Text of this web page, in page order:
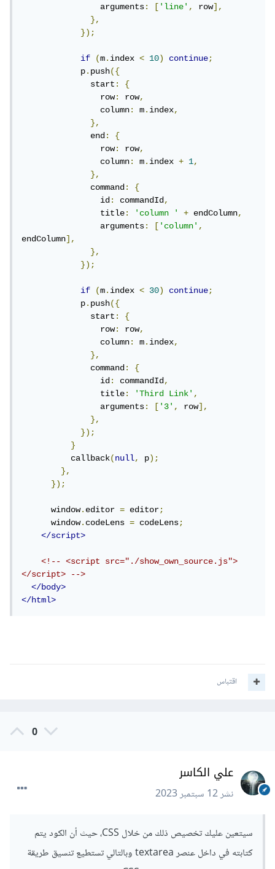
                arguments
: ['line', row],
},
});
if (m.index < 10) continue;
            p
.push({
              start
:
{
                row
: row,
                column
: m.index,
},
              end
:
{
                row
: row,
                column
: m.index + 1,
},
              command
:
{
                id
: commandId,
                title
: 'column ' + endColumn,
                arguments
: ['column',
endColumn],
},
});
if (m.index < 30) continue;
            p
.push({
              start
:
{
                row
: row,
                column
: m.index,
},
              command
:
{
                id
: commandId,
                title
: 'Third Link',
                arguments
: ['3', row],
},
});
}
          callback
(null, p);
},
});
      window
.editor = editor;
      window
.codeLens = codeLens;
</script>
<!-- <script src="./show_own_source.js">
</script> -->
</body>
</html>
اقتباس
0
علي الكاسر
نشر12 سبتمبر 2023
سيتعين عليك تخصيص ذلك من خلال CSS، حيث أن الكود يتم
كتابته في داخل عنصر textarea وبالتالي تستطيع تنسيق طريقة